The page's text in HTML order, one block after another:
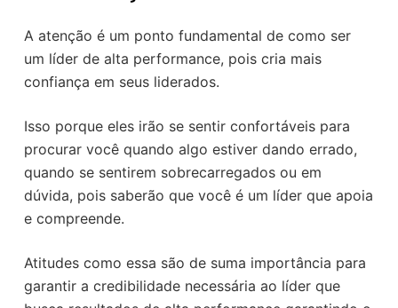
A atenção é um ponto fundamental de como ser
um líder de alta performance, pois cria mais
confiança em seus liderados.
Isso porque eles irão se sentir confortáveis para
procurar você quando algo estiver dando errado,
quando se sentirem sobrecarregados ou em
dúvida, pois saberão que você é um líder que apoia
e compreende.
Atitudes como essa são de suma importância para
garantir a credibilidade necessária ao líder que